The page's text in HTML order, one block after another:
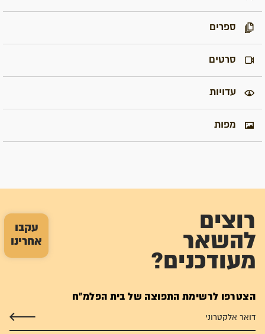
עקבו
אחרינו
ספרים
סרטים
עדויות
מפות
רוצים
להשאר
מעודכנים?
הצטרפו לרשימת התפוצה של בית הפלמ"ח